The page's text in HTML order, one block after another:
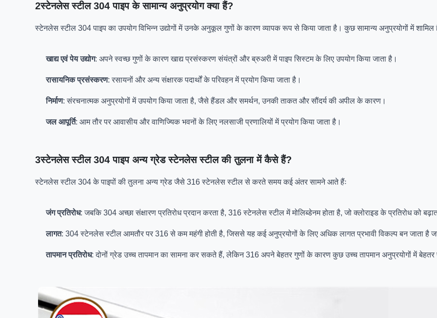
2स्टेनलेस स्टील 304 पाइप के सामान्य अनुप्रयोग क्या हैं?
स्टेनलेस स्टील 304 पाइप का उपयोग विभिन्न उद्योगों में उनके अनुकूल गुणों के कारण व्यापक रूप से किया जाता है। कुछ सामान्य अनुप्रयोगों में शामिल
खाद्य एवं पेय उद्योग: अपने स्वच्छ गुणों के कारण खाद्य प्रसंस्करण संयंत्रों और ब्रुअरी में पाइप सिस्टम के लिए उपयोग किया जाता है।
रासायनिक प्रसंस्करण: रसायनों और अन्य संक्षारक पदार्थों के परिवहन में प्रयोग किया जाता है।
निर्माण: संरचनात्मक अनुप्रयोगों में उपयोग किया जाता है, जैसे हैंडल और समर्थन, उनकी ताकत और सौंदर्य की अपील के कारण।
जल आपूर्ति: आम तौर पर आवासीय और वाणिज्यिक भवनों के लिए नलसाजी प्रणालियों में प्रयोग किया जाता है।
3स्टेनलेस स्टील 304 पाइप अन्य ग्रेड स्टेनलेस स्टील की तुलना में कैसे हैं?
स्टेनलेस स्टील 304 के पाइपों की तुलना अन्य ग्रेड जैसे 316 स्टेनलेस स्टील से करते समय कई अंतर सामने आते हैंः
जंग प्रतिरोध: जबकि 304 अच्छा संक्षारण प्रतिरोध प्रदान करता है, 316 स्टेनलेस स्टील में मोलिब्डेनम होता है, जो क्लोराइड के प्रतिरोध को
लागत: 304 स्टेनलेस स्टील आमतौर पर 316 से कम महंगी होती है, जिससे यह कई अनुप्रयोगों के लिए अधिक लागत प्रभावी विकल्प बन जाता है
तापमान प्रतिरोध: दोनों ग्रेड उच्च तापमान का सामना कर सकते हैं, लेकिन 316 अपने बेहतर गुणों के कारण कुछ उच्च तापमान अनुप्रयोगों में